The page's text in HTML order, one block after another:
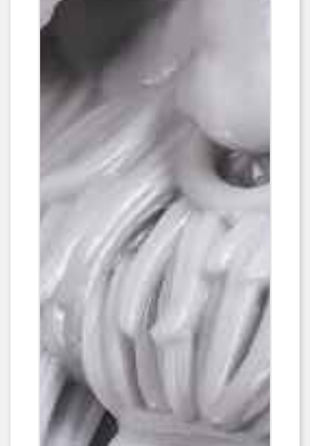
Avec son écran 15120 x 6230 pixels,
la GK3 Ultra vous fournit des pièces
aux détails parfaitement restitués.